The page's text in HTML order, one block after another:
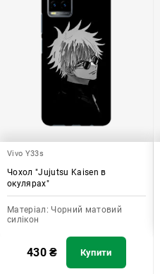
Vivo Y33s
Чохол "Jujutsu Kaisen в
окулярах"
Матеріал: Чорний матовий
силікон
430₴ Купити